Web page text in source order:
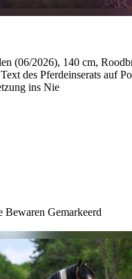
(06/2026), 140 cm,
des Pferdeinserats auf
ins Nie
Bewaren Gemarkeerd